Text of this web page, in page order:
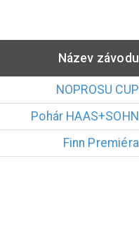
Název závodu
NOPROSU CUP
Pohár HAAS+SOHN
Finn Premiéra